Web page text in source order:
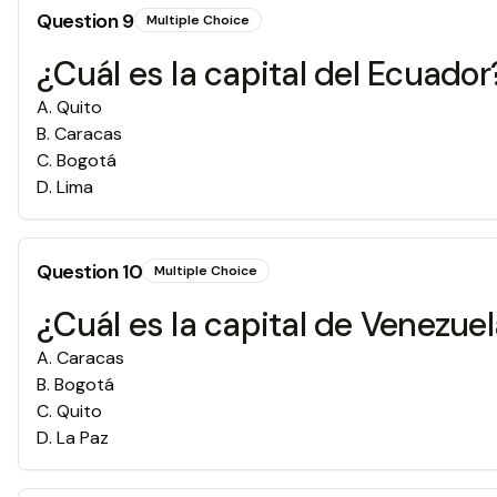
Question9 Multiple Choice
¿Cuál es la capital del
A. Quito
B. Caracas
C. Bogotá
D. Lima
Question10 Multiple Choice
¿Cuál es la capital de
A. Caracas
B. Bogotá
C. Quito
D. La Paz